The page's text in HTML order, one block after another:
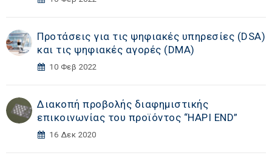
Προτάσεις για τις ψηφιακές υπηρεσίες (DSA)
και τις ψηφιακές αγορές (DΜA)
10 Φεβ 2022
Διακοπή προβολής διαφημιστικής
επικοινωνίας του προϊόντος “HAPI END”
16 Δεκ 2020